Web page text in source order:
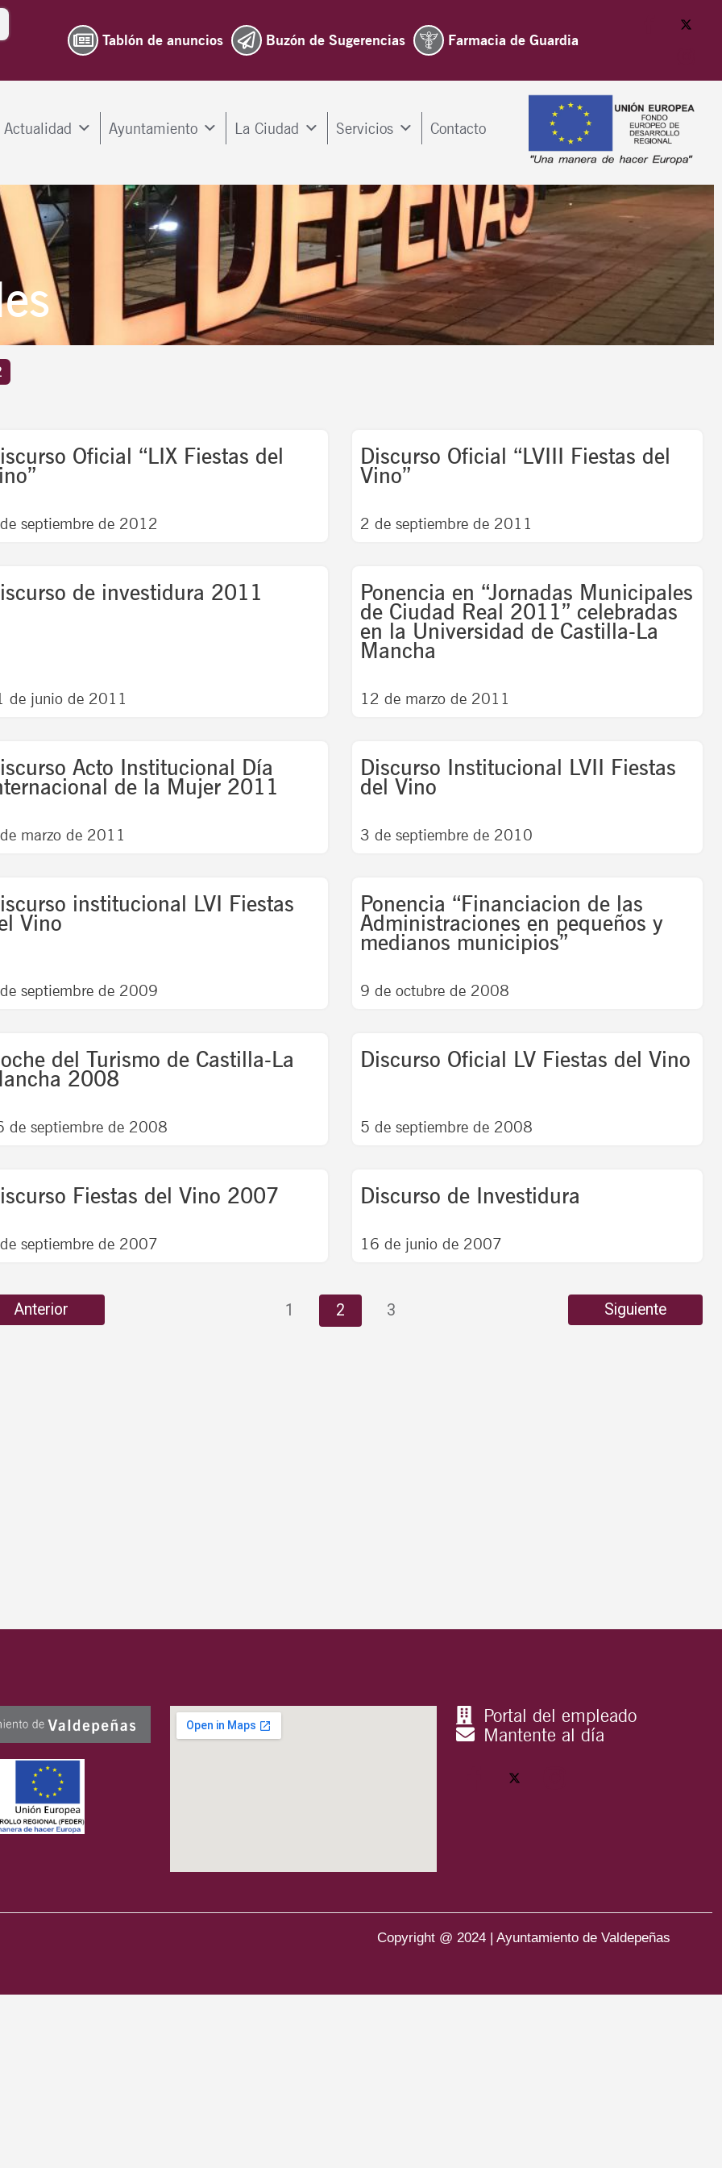
Tablón de anuncios Buzón de Sugerencias Farmacia de Guardia
Actualidad Ayuntamiento La Ciudad Servicios Contacto
Oficial “LIX Fiestas del
septiembre de 2012
Discurso Oficial “LVIII Fiestas del
Vino”
2 de septiembre de 2011
de investidura 2011
de junio de 2011
Ponencia en “Jornadas Municipales
de Ciudad Real 2011” celebradas
en la Universidad de Castilla-La
Mancha
12 de marzo de 2011
Acto Institucional Día
de la Mujer 2011
marzo de 2011
Discurso Institucional LVII Fiestas
del Vino
3 de septiembre de 2010
institucional LVI Fiestas
Vino
septiembre de 2009
Ponencia “Financiacion de las
Administraciones en pequeños y
medianos municipios”
9 de octubre de 2008
del Turismo de Castilla-La
2008
de septiembre de 2008
Discurso Oficial LV Fiestas del Vino
5 de septiembre de 2008
Fiestas del Vino 2007
septiembre de 2007
Discurso de Investidura
16 de junio de 2007
Anterior 1 2 3 Siguiente
Portal del empleado
Mantente al día
Copyright @ 2024 | Ayuntamiento de Valdepeñas